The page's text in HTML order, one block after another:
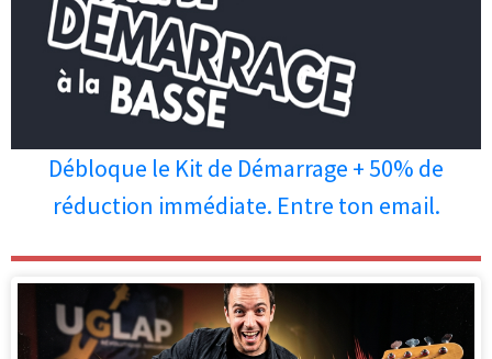
Débloque le Kit de Démarrage + 50% de
réduction immédiate. Entre ton email.
Les personnes qui ont lu cet article
ont aussi apprécié les articles ci-